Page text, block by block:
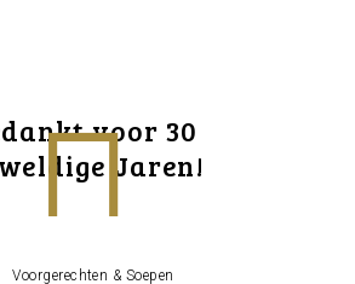
voor 30
Jaren!